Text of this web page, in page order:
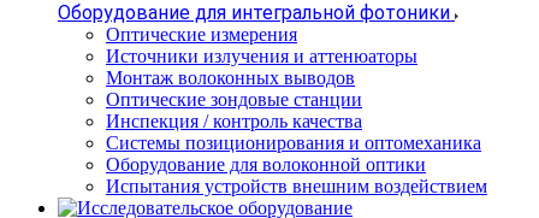
Оборудование для интегральной фотоники
Оптические измерения
Источники излучения и аттенюаторы
Монтаж волоконных выводов
Оптические зондовые станции
Инспекция / контроль качества
Системы позиционирования и оптомеханика
Оборудование для волоконной оптики
Испытания устройств внешним воздействием